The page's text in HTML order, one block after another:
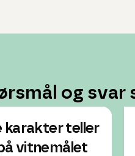
og svar
karakter teller
vitnemålet